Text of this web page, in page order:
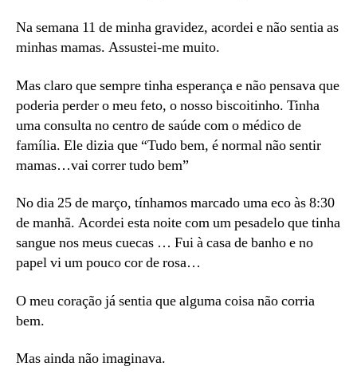
Na semana 11 de minha gravidez, acordei e não sentia as
minhas mamas. Assustei-me muito.
Mas claro que sempre tinha esperança e não pensava que
poderia perder o meu feto, o nosso biscoitinho. Tinha
uma consulta no centro de saúde com o médico de
família. Ele dizia que “Tudo bem, é normal não sentir
mamas…vai correr tudo bem”
No dia 25 de março, tínhamos marcado uma eco às 8:30
de manhã. Acordei esta noite com um pesadelo que tinha
sangue nos meus cuecas … Fui à casa de banho e no
papel vi um pouco cor de rosa…
O meu coração já sentia que alguma coisa não corria
bem.
Mas ainda não imaginava.